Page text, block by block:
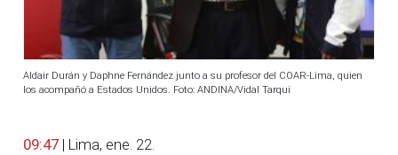
Aldair Durán y Daphne Fernández junto a su profesor del COAR-Lima, quien
los acompañó a Estados Unidos. Foto: ANDINA/Vidal Tarqui
09:47 | Lima, ene. 22.